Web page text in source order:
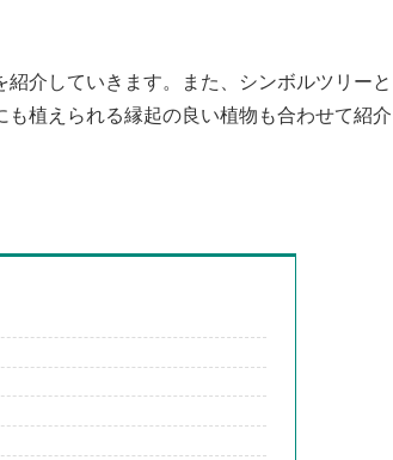
介していきます。また、シンボルツリーと
植えられる縁起の良い植物も合わせて紹介